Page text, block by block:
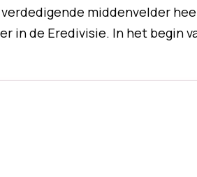
middenvelder
in de Eredivisie. In het begin